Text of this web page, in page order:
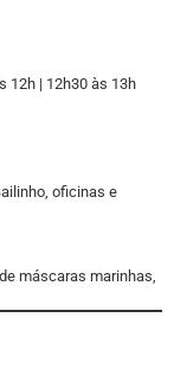
12h | 12h30 às 13h
oficinas e
máscaras marinhas,